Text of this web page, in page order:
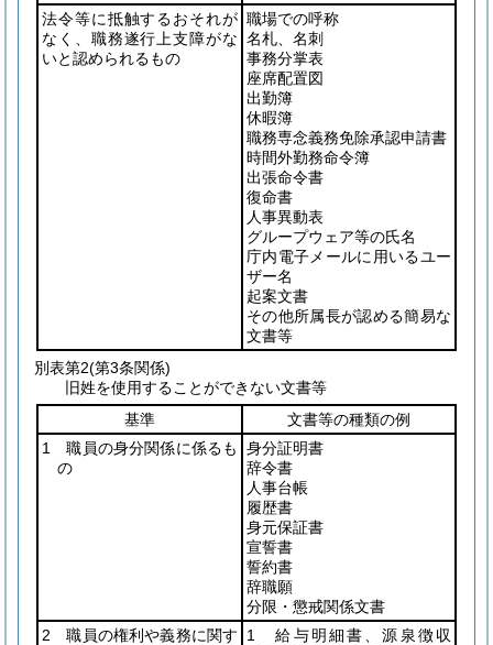
法令等に抵触するおそれが
なく、職務遂行上支障がな
いと認められるもの
職場での呼称
名札、名刺
事務分掌表
座席配置図
出勤簿
休暇簿
職務専念義務免除承認申請書
時間外勤務命令簿
出張命令書
復命書
人事異動表
グループウェア等の氏名
庁内電子メールに用いるユー
ザー名
起案文書
その他所属長が認める簡易な
文書等
別表第2(第3条関係)
旧姓を使用することができない文書等
基準
文書等の種類の例
1 職員の身分関係に係るも
の
身分証明書
辞令書
人事台帳
履歴書
身元保証書
宣誓書
誓約書
辞職願
分限・懲戒関係文書
2 職員の権利や義務に関す
1 給与明細書、源泉徴収